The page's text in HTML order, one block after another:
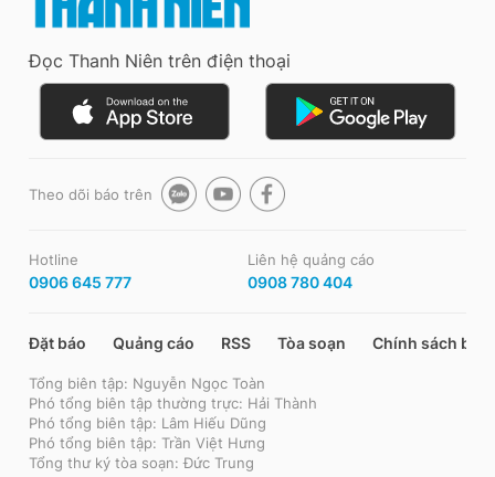
Đọc Thanh Niên trên điện thoại
Theo dõi báo trên
Hotline
0906 645 777
Liên hệ quảng cáo
0908 780 404
Đặt báo Quảng cáo RSS Tòa soạn Chính sách bảo
Tổng biên tập: Nguyễn Ngọc Toàn
Phó tổng biên tập thường trực: Hải Thành
Phó tổng biên tập: Lâm Hiếu Dũng
Phó tổng biên tập: Trần Việt Hưng
Tổng thư ký tòa soạn: Đức Trung